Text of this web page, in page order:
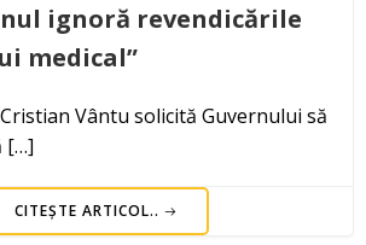
ignoră revendicările
medical”
Vântu solicită Guvernului să
[…]
CITEȘTE ARTICOL..